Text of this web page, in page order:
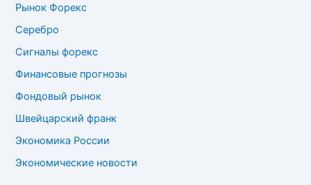
Рынок Форекс
Серебро
Сигналы форекс
Финансовые прогнозы
Фондовый рынок
Швейцарский франк
Экономика России
Экономические новости